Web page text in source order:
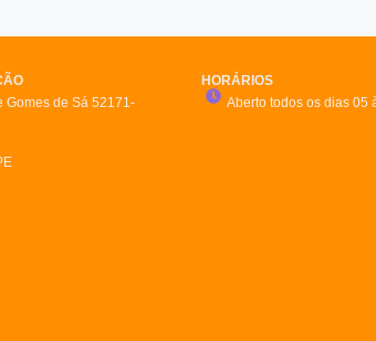
Gomes de Sá 52171-
HORÁRIOS
Aberto todos os dias 05